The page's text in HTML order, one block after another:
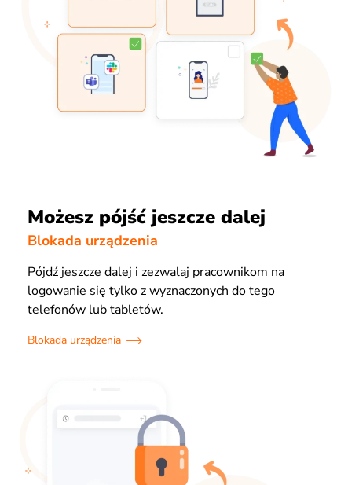
Możesz pójść jeszcze dalej
Blokada urządzenia
Pójdź jeszcze dalej i zezwalaj pracownikom na
logowanie się tylko z wyznaczonych do tego
telefonów lub tabletów.
Blokada urządzenia